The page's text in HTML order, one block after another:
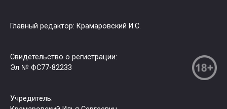
Главный редактор: Крамаровский И.С.
Свидетельство о регистрации:
Эл № ФС77-82233
Учредитель: